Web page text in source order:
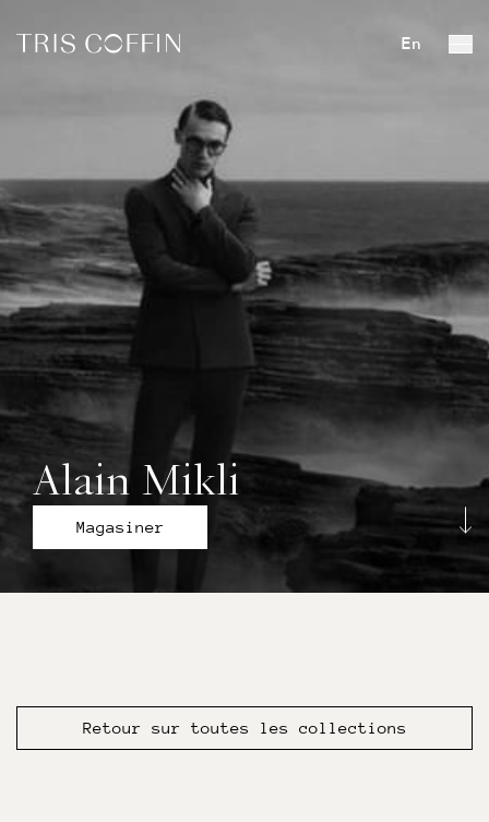
En
Alain Mikli
Magasiner
Retour sur toutes les collections